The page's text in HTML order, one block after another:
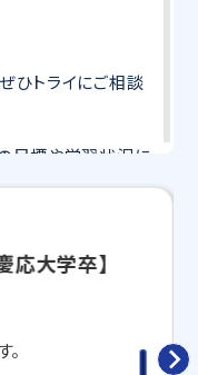
ひトライにご相談
目標や学習状況に
アップを目指せま
習スペース」
応大学卒】